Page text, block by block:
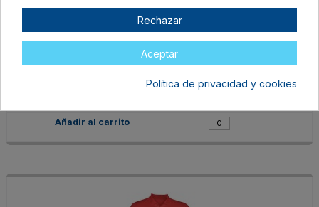
MARINO
En stock
Rechazar
Aceptar
Política de privacidad y cookies